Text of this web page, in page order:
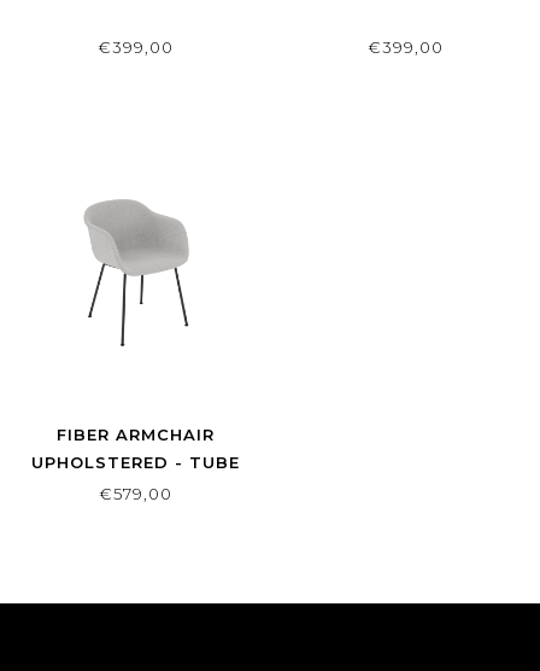
€399,00 €399,00
FIBER ARMCHAIR
UPHOLSTERED - TUBE
BASE
€579,00